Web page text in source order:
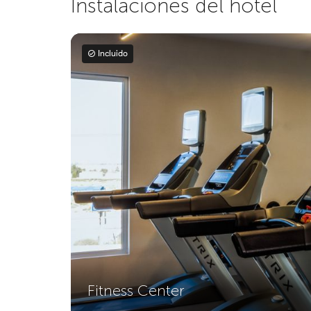
Instalaciones del hotel
Incluido
Fitness Center